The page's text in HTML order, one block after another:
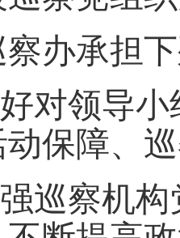
察办承担
好对领导
保障、
巡察机构